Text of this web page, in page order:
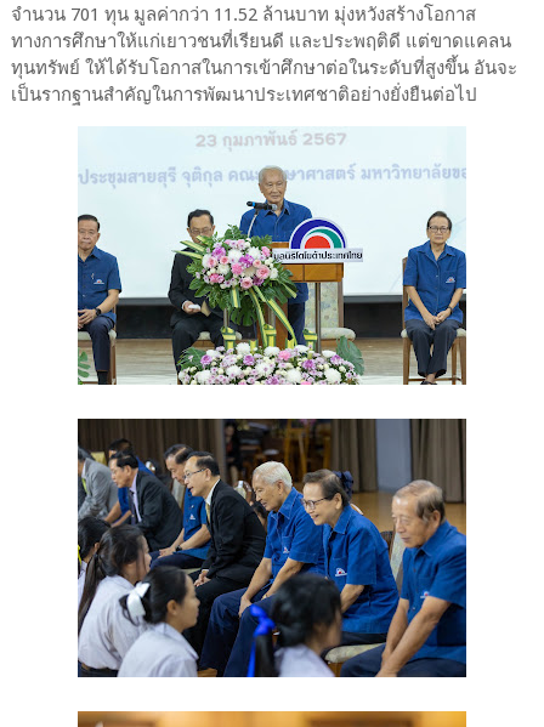
จำนวน 701 ทุน มูลค่ากว่า 11.52 ล้านบาท มุ่งหวังสร้างโอกาส
ทางการศึกษาให้แก่เยาวชนที่เรียนดี และประพฤติดี แต่ขาดแคลน
ทุนทรัพย์ ให้ได้รับโอกาสในการเข้าศึกษาต่อในระดับที่สูงขึ้น อันจะ
เป็นรากฐานสำคัญในการพัฒนาประเทศชาติอย่างยั่งยืนต่อไป